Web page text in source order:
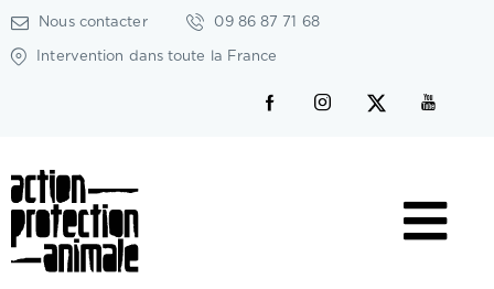
Nous contacter 09 86 87 71 68
Intervention dans toute la France